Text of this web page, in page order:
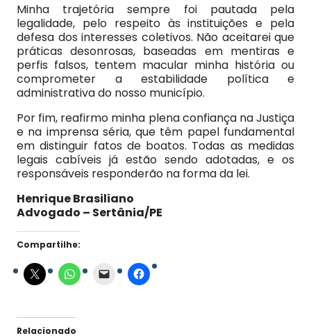
Minha trajetória sempre foi pautada pela
legalidade, pelo respeito às instituições e pela
defesa dos interesses coletivos. Não aceitarei que
práticas desonrosas, baseadas em mentiras e
perfis falsos, tentem macular minha história ou
comprometer a estabilidade política e
administrativa do nosso município.
Por fim, reafirmo minha plena confiança na Justiça
e na imprensa séria, que têm papel fundamental
em distinguir fatos de boatos. Todas as medidas
legais cabíveis já estão sendo adotadas, e os
responsáveis responderão na forma da lei.
Henrique Brasiliano
Advogado – Sertânia/PE
Compartilhe:
Relacionado